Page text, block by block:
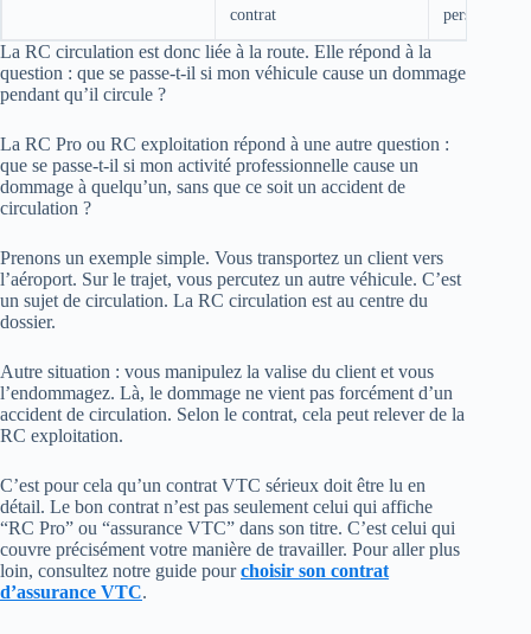
contrat
personnels
La RC circulation est donc liée à la route. Elle répond à la
question : que se passe-t-il si mon véhicule cause un dommage
pendant qu’il circule ?
La RC Pro ou RC exploitation répond à une autre question :
que se passe-t-il si mon activité professionnelle cause un
dommage à quelqu’un, sans que ce soit un accident de
circulation ?
Prenons un exemple simple. Vous transportez un client vers
l’aéroport. Sur le trajet, vous percutez un autre véhicule. C’est
un sujet de circulation. La RC circulation est au centre du
dossier.
Autre situation : vous manipulez la valise du client et vous
l’endommagez. Là, le dommage ne vient pas forcément d’un
accident de circulation. Selon le contrat, cela peut relever de la
RC exploitation.
C’est pour cela qu’un contrat VTC sérieux doit être lu en
détail. Le bon contrat n’est pas seulement celui qui affiche
“RC Pro” ou “assurance VTC” dans son titre. C’est celui qui
couvre précisément votre manière de travailler. Pour aller plus
loin, consultez notre guide pourchoisir son contrat
d’assurance VTC.